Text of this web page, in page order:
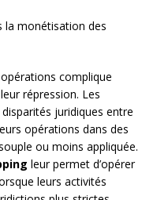
la monétisation des
complique
répression. Les
juridiques entre
opérations dans des
ou moins appliquée.
leur permet d’opérer
leurs activités